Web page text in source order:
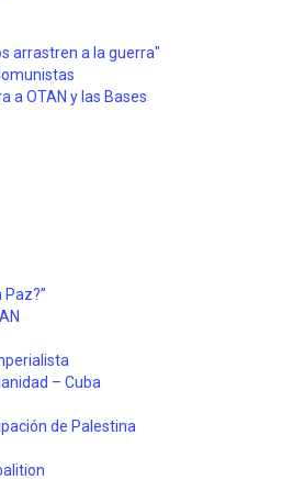
arrastren a la guerra"
a OTAN y las Bases
Paz?”
– Cuba
de Palestina